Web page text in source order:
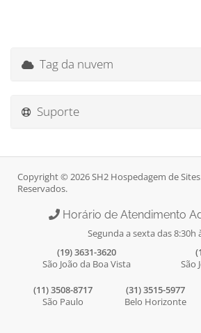
Tag da nuvem
Suporte
Copyright © 2026 SH2 Hospedagem de
Reservados.
Horário de Atendimento
Segunda a sexta das 8:30h
(19) 3631-3620
São João da Boa Vista
São
(11) 3508-8717
São Paulo
(31) 3515-5977
Belo Horizonte